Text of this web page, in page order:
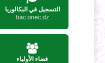
التسجيل في البكالوريا
bac.onec.dz
فضاء الأولياء